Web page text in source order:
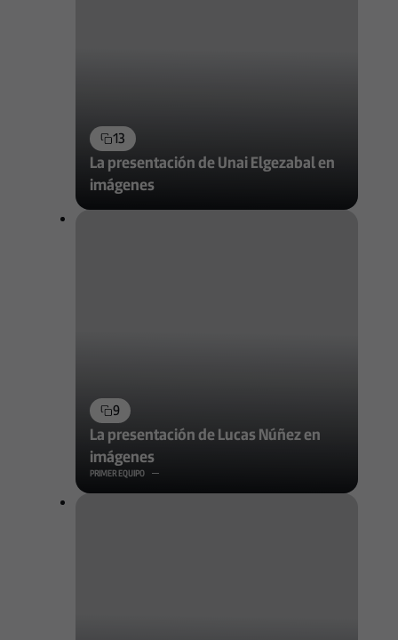
13
La presentación de Unai Elgezabal en
imágenes
9
La presentación de Lucas Núñez en
imágenes
PRIMER EQUIPO